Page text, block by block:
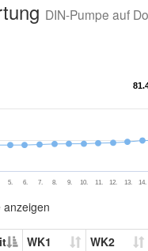
DIN-Pumpe auf
5. 6. 7. 8. 9. 10. 11. 12. 13. 14.
anzeigen
WK1 WK2